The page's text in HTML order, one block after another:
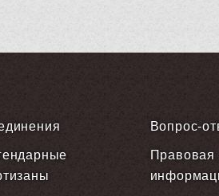
Вопрос-
Правовая